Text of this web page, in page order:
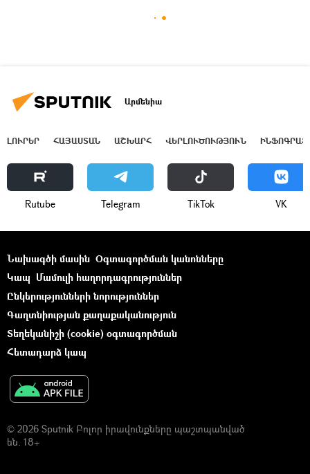
Արմենիա
ԼՈՒՐԵՐ ՀԱՅԱՍՏԱՆ ԱՇԽԱՐՀ ՎԵՐԼՈՒԾՈՒԹՅՈՒՆ
Rutube Telegram ТikТоk VK
Նախագծի մասին Օգտագործման կանոնները
Կապ Մամուլի հաղորդագրություններ
Ընկերությունների նորություններ
Գաղտնիության քաղաքականություն
Տեղեկանիշի (cookie) օգտագործման
Հետադարձ կապ
© 2026 Sputnik Բոլոր իրավունքները պաշտպանված
են. 18+